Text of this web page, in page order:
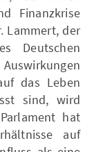
Finanzkrise
Lammert, der
Deutschen
das Leben
sind, wird
hat
auf